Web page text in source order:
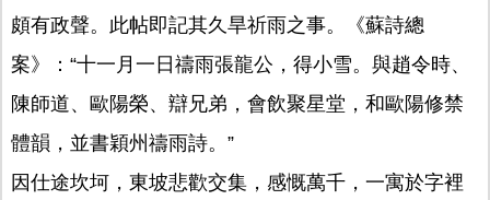
頗有政聲。此帖即記其久旱祈雨之事。《蘇詩總
案》：“十一月一日禱雨張龍公，得小雪。與趙令時、
陳師道、歐陽榮、辯兄弟，會飲聚星堂，和歐陽修禁
體韻，並書穎州禱雨詩。”
因仕途坎坷，東坡悲歡交集，感慨萬千，一寓於字裡